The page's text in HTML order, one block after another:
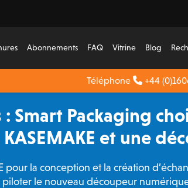
Abonnements FAQ Vitrine Blog
Téléphone +44
: Smart Packaging
et une
pour la conception et la création
piloter le nouveau découpeur